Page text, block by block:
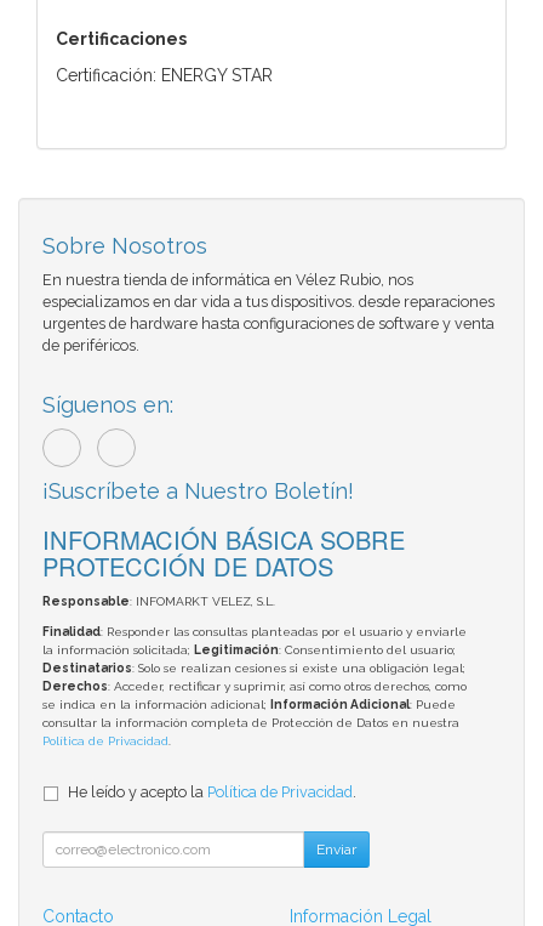
Certificaciones
Certificación: ENERGY STAR
Sobre Nosotros
En nuestra tienda de informática en Vélez Rubio, nos
especializamos en dar vida a tus dispositivos. desde reparaciones
urgentes de hardware hasta configuraciones de software y venta
de periféricos.
Síguenos en:
¡Suscríbete a Nuestro Boletín!
INFORMACIÓN BÁSICA SOBRE
PROTECCIÓN DE DATOS
Responsable: INFOMARKT VELEZ, S.L.
Finalidad: Responder las consultas planteadas por el usuario y enviarle
la información solicitada; Legitimación: Consentimiento del usuario;
Destinatarios: Solo se realizan cesiones si existe una obligación legal;
Derechos: Acceder, rectificar y suprimir, así como otros derechos, como
se indica en la información adicional;
Información Adicional: Puede
consultar la información completa de Protección de Datos en nuestra
Política de Privacidad
He leído y acepto la Política de Privacidad
Enviar
Contacto Información Legal